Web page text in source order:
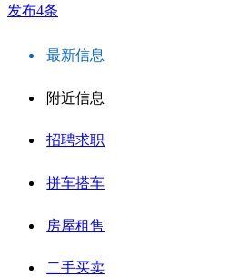
发布4条
最新信息
附近信息
招聘求职
拼车搭车
房屋租售
二手买卖